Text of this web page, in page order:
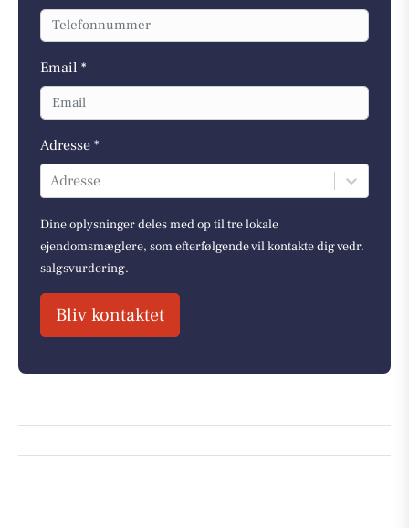
Email *
Adresse *
Adresse
Dine oplysninger deles med op til tre lokale
ejendomsmæglere, som efterfølgende vil kontakte dig vedr.
salgsvurdering.
Bliv kontaktet